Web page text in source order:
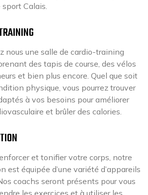
Calais.
nous une salle de cardio-training
des tapis de course, des vélos
et bien plus encore. Quel que soit
physique, vous pourrez trouver
à vos besoins pour améliorer
et brûler des calories.
et tonifier votre corps, notre
est équipée d’une variété d’appareils
coachs seront présents pour vous
les exercices et à utiliser les